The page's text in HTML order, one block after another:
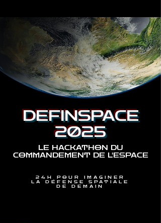
DEFINSPACE
2025
LE HACKATHON DU
COMMANDEMENT DE L'ESPACE
24H POUR IMAGINER
LA DÉFENSE SPATIALE
DE DEMAIN